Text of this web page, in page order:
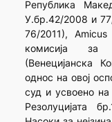
Република
У.бр.42/2008 и
76/2011),
комисија за
(Венецијанска
однос на овој
суд и усвоено на
Резолуцијата